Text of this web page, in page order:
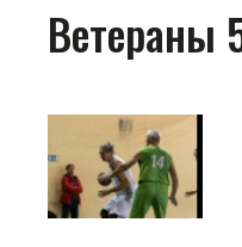
Ветераны